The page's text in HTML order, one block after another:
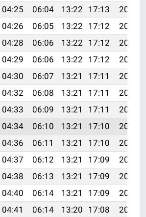
04:25 06:04 13:22 17:13
20:30
04:26 06:05 13:22 17:12
20:29
04:28 06:06 13:22 17:12
20:28
04:29 06:06 13:22 17:12
20:27
04:30 06:07 13:21 17:11
20:26
04:32 06:08 13:21 17:11
20:25
04:33 06:09 13:21 17:11
20:24
04:34 06:10 13:21 17:10
20:22
04:36 06:11 13:21 17:10
20:21
04:37 06:12 13:21 17:09
20:20
04:38 06:13 13:21 17:09
20:19
04:40 06:14 13:21 17:09
20:18
04:41 06:14 13:20 17:08
20:17